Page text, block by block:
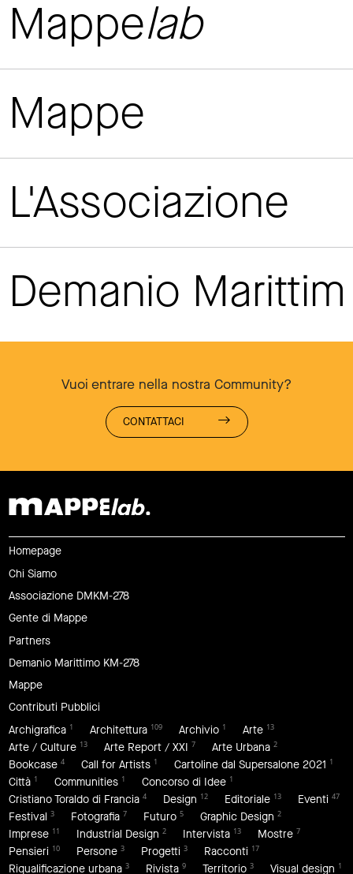
Mappelab
Mappe
L'Associazione
Demanio
Vuoi entrare nella nostra Community?
CONTATTACI
Homepage
Chi Siamo
Associazione DMKM-278
Gente di Mappe
Partners
Demanio Marittimo KM-278
Mappe
Contributi Pubblici
Archigrafica 1 Architettura 109 Archivio 1 Arte 13
Arte / Culture 13 Arte Report / XXI 7 Arte Urbana 2
Bookcase 4 Call for Artists 1 Cartoline dal Supersalone 2021 1
Città 1 Communities 1 Concorso di Idee 1
Cristiano Toraldo di Francia 4 Design 12 Editoriale 13 Eventi 47
Festival 3 Fotografia 7 Futuro 5 Graphic Design 2
Imprese 11 Industrial Design 2 Intervista 13 Mostre 7
Pensieri 10 Persone 3 Progetti 3 Racconti 17
Riqualificazione urbana 3 Rivista 9 Territorio 3 Visual design 1